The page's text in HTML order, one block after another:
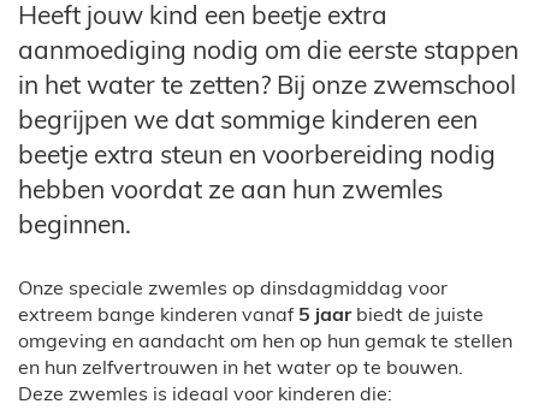
Heeft jouw kind een beetje extra
aanmoediging nodig om die eerste stappen
in het water te zetten? Bij onze zwemschool
begrijpen we dat sommige kinderen een
beetje extra steun en voorbereiding nodig
hebben voordat ze aan hun zwemles
beginnen.
Onze speciale zwemles op dinsdagmiddag voor
extreem bange kinderen vanaf 5 jaarbiedt de juiste
omgeving en aandacht om hen op hun gemak te stellen
en hun zelfvertrouwen in het water op te bouwen.
Deze zwemles is ideaal voor kinderen die: